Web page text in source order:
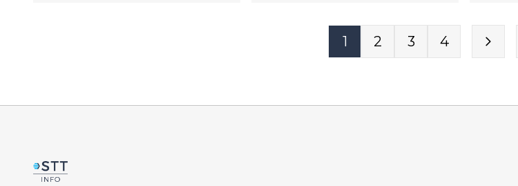
menetelmillä, jotka eivät kuvaa
tutkimuksen perusteella erityisesti
20-metrin viivajuoksutestin avulla
löysi
1 2 3 4